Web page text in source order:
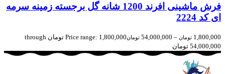
فرش ماشینی افرند 1200 شانه گل برجسته زمینه سرمه
ای کد 2224
1,800,000 تومان –
54,000,000 تومان
Price range: 1,800,000 تومان through
54,000,000 تومان